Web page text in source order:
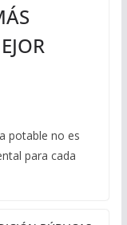
potable no es
para cada